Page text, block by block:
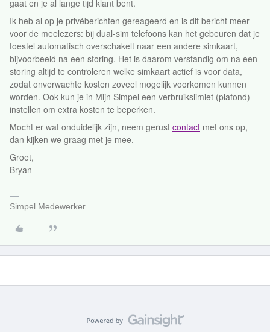
gaat en je al lange tijd klant bent.
Ik heb al op je privéberichten gereageerd en is dit bericht meer
voor de meelezers: bij dual-sim telefoons kan het gebeuren dat je
toestel automatisch overschakelt naar een andere simkaart,
bijvoorbeeld na een storing. Het is daarom verstandig om na een
storing altijd te controleren welke simkaart actief is voor data,
zodat onverwachte kosten zoveel mogelijk voorkomen kunnen
worden. Ook kun je in Mijn Simpel een verbruikslimiet (plafond)
instellen om extra kosten te beperken.
Mocht er wat onduidelijk zijn, neem gerust contact met ons op,
dan kijken we graag met je mee.
Groet,
Bryan
Simpel Medewerker